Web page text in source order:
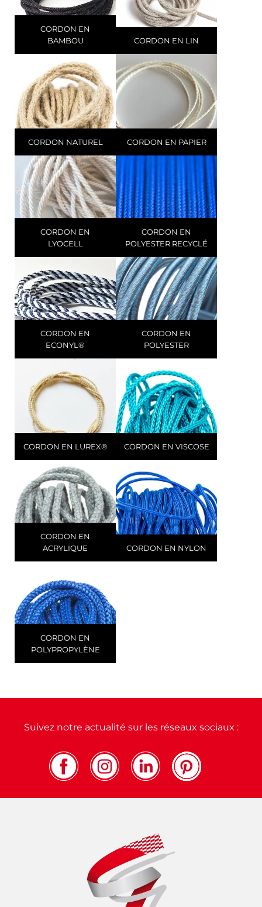
CORDON EN
BAMBOU
CORDON EN LIN
CORDON NATUREL CORDON EN PAPIER
CORDON EN
LYOCELL
CORDON EN
POLYESTER RECYCLÉ
CORDON EN
ECONYL®
CORDON EN
POLYESTER
CORDON EN LUREX® CORDON EN VISCOSE
CORDON EN
ACRYLIQUE
CORDON EN NYLON
CORDON EN
POLYPROPYLÈNE
Suivez notre actualité sur les réseaux sociaux :